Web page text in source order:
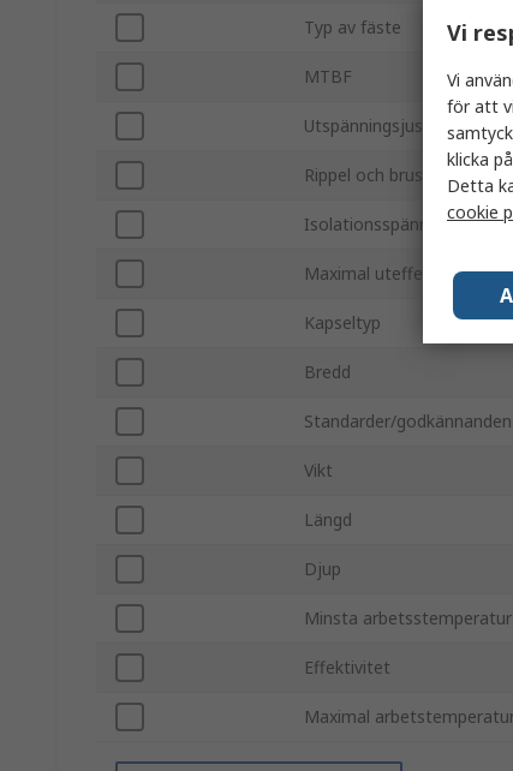
Typ av fäste
MTBF
Utspänningsjusterområde
Rippel och brus
Isolationsspänning
Maximal uteffekt
Kapseltyp
Bredd
Standarder/godkännanden
Vikt
Längd
Djup
Minsta arbetsstemperatur
Effektivitet
Maximal
Vi
Vi
för att
klicka
Detta
cookie